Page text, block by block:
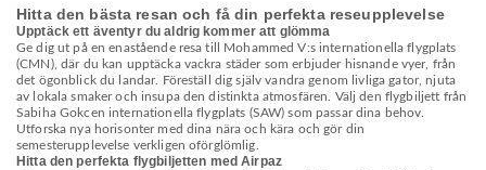
Hitta den bästa resan och få din perfekta reseupplevelse
Upptäck ett äventyr du aldrig kommer att glömma
Ge dig ut på en enastående resa till Mohammed V:s internationella flygplats
(CMN), där du kan upptäcka vackra städer som erbjuder hisnande vyer, från
det ögonblick du landar. Föreställ dig själv vandra genom livliga gator, njuta
av lokala smaker och insupa den distinkta atmosfären. Välj den flygbiljett från
Sabiha Gokcen internationella flygplats (SAW) som passar dina behov.
Utforska nya horisonter med dina nära och kära och gör din
semesterupplevelse verkligen oförglömlig.
Hitta den perfekta flygbiljetten med Airpaz